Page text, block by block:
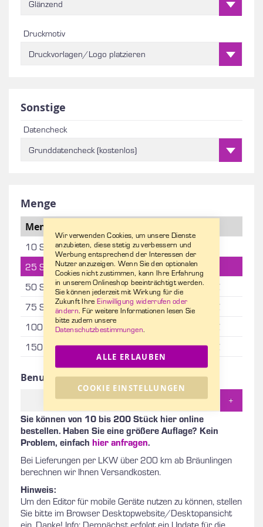
Menge
Menge
10 Stk 65,60 €
656,00 €
25 Stk
35,00 €
875,00 €
50 Stk
22,90 €
1.145,00 €
75 Stk
19,90 €
1.492,50 €
100 Stk
18,60 €
1.860,00 €
150 Stk
17,40 € 2.610,00 €
Benutzerdefinierte Menge
+
Sie können von 10 bis 200 Stück hier online
bestellen. Haben Sie eine größere Auflage? Kein
Problem, einfach hier anfragen.
Bei Lieferungen per LKW über 200 km ab Bräunlingen
berechnen wir Ihnen Versandkosten.
Hinweis:
Um den Editor für mobile Geräte nutzen zu können, stellen
Sie bitte im Browser Desktopwebsite/Desktopansicht
ein. Danke! Info: Demnächst erfolgt ein Update für die
Sonstige
Datencheck
Grunddatencheck (kostenlos)
Glänzend
Druckmotiv
Druckvorlagen/Logo platzieren
Wir verwenden Cookies, um unsere Dienste
anzubieten, diese stetig zu verbessern und
Werbung entsprechend der Interessen der
Nutzer anzuzeigen. Wenn Sie den optionalen
Cookies nicht zustimmen, kann Ihre Erfahrung
in unserem Onlineshop beeinträchtigt werden.
Sie können jederzeit mit Wirkung für die
Zukunft Ihre Einwilligung widerrufen oder
ändern. Für weitere Informationen lesen Sie
bitte zudem unsere
Datenschutzbestimmungen.
ALLE ERLAUBEN
COOKIE EINSTELLUNGEN